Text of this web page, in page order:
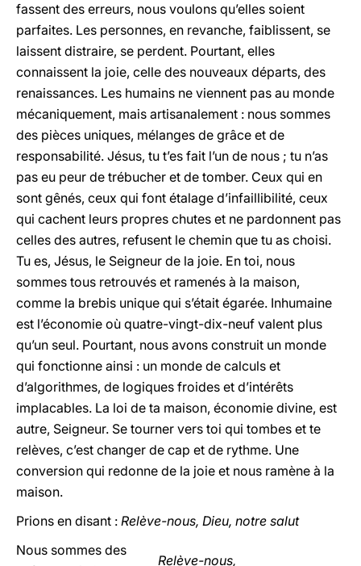
fassent des erreurs, nous voulons qu’elles soient
parfaites. Les personnes, en revanche, faiblissent, se
laissent distraire, se perdent. Pourtant, elles
connaissent la joie, celle des nouveaux départs, des
renaissances. Les humains ne viennent pas au monde
mécaniquement, mais artisanalement : nous sommes
des pièces uniques, mélanges de grâce et de
responsabilité. Jésus, tu t’es fait l’un de nous ; tu n’as
pas eu peur de trébucher et de tomber. Ceux qui en
sont gênés, ceux qui font étalage d’infaillibilité, ceux
qui cachent leurs propres chutes et ne pardonnent pas
celles des autres, refusent le chemin que tu as choisi.
Tu es, Jésus, le Seigneur de la joie. En toi, nous
sommes tous retrouvés et ramenés à la maison,
comme la brebis unique qui s’était égarée. Inhumaine
est l’économie où quatre-vingt-dix-neuf valent plus
qu’un seul. Pourtant, nous avons construit un monde
qui fonctionne ainsi : un monde de calculs et
d’algorithmes, de logiques froides et d’intérêts
implacables. La loi de ta maison, économie divine, est
autre, Seigneur. Se tourner vers toi qui tombes et te
relèves, c’est changer de cap et de rythme. Une
conversion qui redonne de la joie et nous ramène à la
maison.
Prions en disant : Relève-nous, Dieu, notre salut
Nous sommes des
Relève-nous,